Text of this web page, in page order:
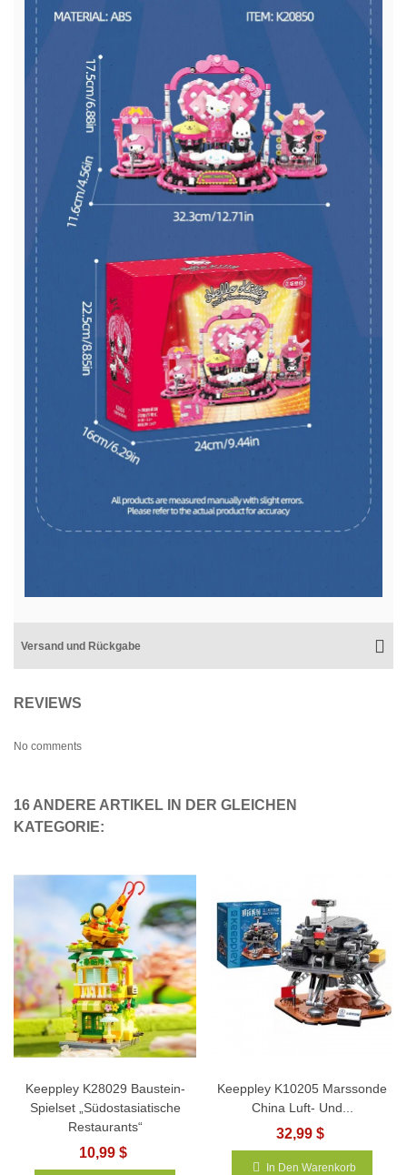
Versand und Rückgabe
REVIEWS
No comments
16 ANDERE ARTIKEL IN DER GLEICHEN
KATEGORIE:
Keeppley K28029 Baustein-
Spielset „Südostasiatische
Restaurants“
10,99 $
Keeppley K10205 Marssonde
China Luft- Und...
32,99 $
In Den Warenkorb